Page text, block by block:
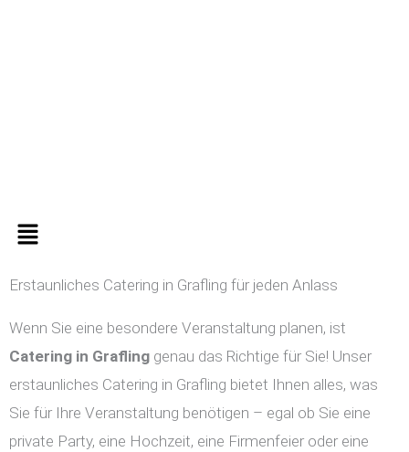
Menü
Erstaunliches Catering in Grafling für jeden Anlass
Wenn Sie eine besondere Veranstaltung planen, ist
Catering in Grafling genau das Richtige für Sie! Unser
erstaunliches Catering in Grafling bietet Ihnen alles, was
Sie für Ihre Veranstaltung benötigen – egal ob Sie eine
private Party, eine Hochzeit, eine Firmenfeier oder eine